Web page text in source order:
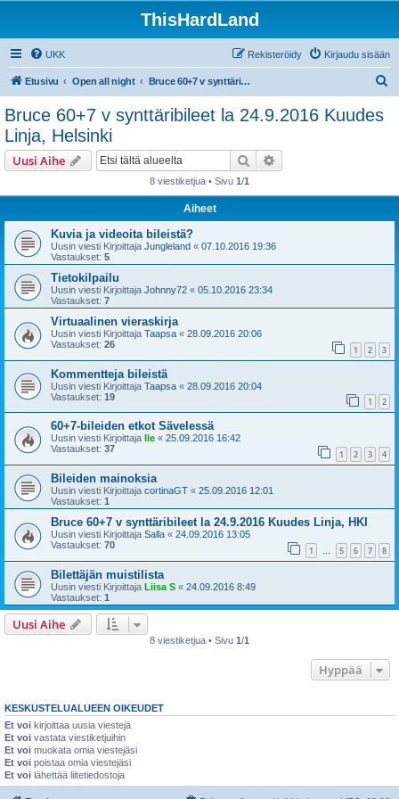
ThisHardLand
UKK Kirjaudu sisään
Rekisteröidy
Etusivu Open all night Bruce 60+7 v synttäribileet la 24.9.2016 Kuudes Linja, Helsinki
Bruce 60+7 v synttäribileet la 24.9.2016 Kuudes
Linja, Helsinki
Uusi Aihe Etsi
8 viestiketjua • Sivu 1/1
Aiheet
Kuvia ja videoita bileistä?
Uusin viesti Kirjoittaja Jungleland « 07.10.2016 19:36
Vastaukset: 5
Tietokilpailu
Uusin viesti Kirjoittaja Johnny72 « 05.10.2016 23:34
Vastaukset: 7
Virtuaalinen vieraskirja
Uusin viesti Kirjoittaja Taapsa « 28.09.2016 20:06
Vastaukset: 26 1 2 3
Kommentteja bileistä
Uusin viesti Kirjoittaja Taapsa « 28.09.2016 20:04
Vastaukset: 19 1 2
60+7-bileiden etkot Sävelessä
Uusin viesti Kirjoittaja Ile « 25.09.2016 16:42
Vastaukset: 37 1 2 3 4
Bileiden mainoksia
Uusin viesti Kirjoittaja cortinaGT « 25.09.2016 12:01
Vastaukset: 1
Bruce 60+7 v synttäribileet la 24.9.2016 Kuudes Linja, HKI
Uusin viesti Kirjoittaja Salla « 24.09.2016 13:05
Vastaukset: 70 1 … 5 6 7 8
Bilettäjän muistilista
Uusin viesti Kirjoittaja Liisa S « 24.09.2016 8:49
Vastaukset: 1
Uusi Aihe
8 viestiketjua • Sivu 1/1
Hyppää
KESKUSTELUALUEEN OIKEUDET
Et voi kirjoittaa uusia viestejä
Et voi vastata viestiketjuihin
Et voi muokata omia viestejäsi
Et voi poistaa omia viestejäsi
Et voi lähettää liitetiedostoja